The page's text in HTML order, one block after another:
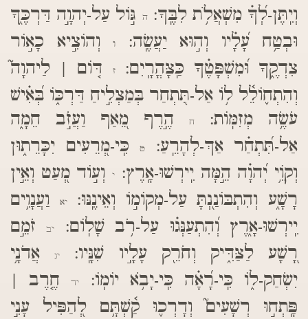
וְיִֽתֶּן-לְ֝ךָ֗ מִשְׁאֲלֹ֥ת לִבֶּֽךָ:ה גּ֣וֹל עַל-יְהוָ֣ה דַּרְכֶּ֑ךָ
וּבְטַ֥ח עָ֝לָ֗יו וְה֣וּא יַעֲשֶֽׂה:
ו
וְהוֹצִ֣יא כָא֣וֹר
צִדְקֶ֑ךָ וּ֝מִשְׁפָּטֶ֗ךָ כַּֽצָּהֳרָֽיִם:ז
דּ֤וֹם | לַיהוָה֮
וְהִתְח֪וֹלֵ֫ל ל֥וֹ אַל-תִּ֭תְחַר בְּמַצְלִ֣יחַ דַּרְכּ֑וֹ בְּ֝אִ֗ישׁ
עֹשֶׂ֥ה מְזִמּֽוֹת:
ח
הֶ֣רֶף מֵ֭אַף וַעֲזֹ֣ב חֵמָ֑ה
אַל-תִּ֝תְחַ֗ר אַךְ-לְהָרֵֽעַ:
ט
כִּֽי-מְ֭רֵעִים יִכָּרֵת֑וּן
וְקוֵֹ֥י יְ֝הוָ֗ה הֵ֣מָּה יִֽירְשׁוּ-אָֽרֶץ:
יוְע֣וֹד מְ֭עַט וְאֵ֣ין
רָשָׁ֑ע וְהִתְבּוֹנַ֖נְתָּ עַל-מְקוֹמ֣וֹ וְאֵינֶֽנּוּ:יא
וַעֲנָוִ֥ים
יִֽירְשׁוּ-אָ֑רֶץ וְ֝הִתְעַנְּג֗וּ עַל-רֹ֥ב שָׁלֽוֹם:
יבזֹמֵ֣ם
רָ֭שָׁע לַצַּדִּ֑יק וְחֹרֵ֖ק עָלָ֣יו שִׁנָּֽיו:
יגאֲדֹנָ֥י
יִשְׂחַק-ל֑וֹ כִּֽי-רָ֝אָ֗ה כִּֽי-יָבֹ֥א יוֹמֽוֹ:
ידחֶ֤רֶב |
פָּֽתְח֣וּ רְשָׁעִים֮ וְדָרְכ֪וּ קַ֫שְׁתָּ֥ם לְ֭הַפִּיל עָנִ֣י